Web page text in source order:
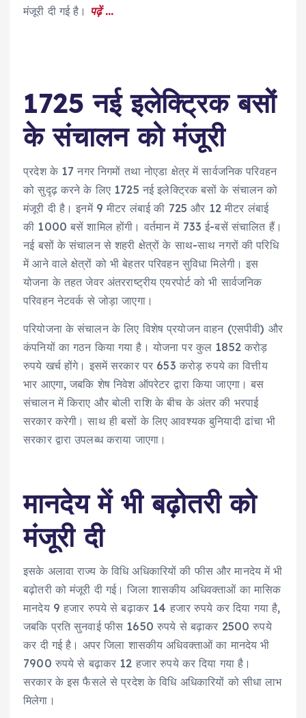
मंजूरी दी गई है। पढ़ें …
1725 नई इलेक्ट्रिक बसों
के संचालन को मंजूरी
प्रदेश के 17 नगर निगमों तथा नोएडा क्षेत्र में सार्वजनिक परिवहन
को सुदृढ़ करने के लिए 1725 नई इलेक्ट्रिक बसों के संचालन को
मंजूरी दी है। इनमें 9 मीटर लंबाई की 725 और 12 मीटर लंबाई
की 1000 बसें शामिल होंगी। वर्तमान में 733 ई-बसें संचालित हैं।
नई बसों के संचालन से शहरी क्षेत्रों के साथ-साथ नगरों की परिधि
में आने वाले क्षेत्रों को भी बेहतर परिवहन सुविधा मिलेगी। इस
योजना के तहत जेवर अंतरराष्ट्रीय एयरपोर्ट को भी सार्वजनिक
परिवहन नेटवर्क से जोड़ा जाएगा।
परियोजना के संचालन के लिए विशेष प्रयोजन वाहन (एसपीवी) और
कंपनियों का गठन किया गया है। योजना पर कुल 1852 करोड़
रुपये खर्च होंगे। इसमें सरकार पर 653 करोड़ रुपये का वित्तीय
भार आएगा, जबकि शेष निवेश ऑपरेटर द्वारा किया जाएगा। बस
संचालन में किराए और बोली राशि के बीच के अंतर की भरपाई
सरकार करेगी। साथ ही बसों के लिए आवश्यक बुनियादी ढांचा भी
सरकार द्वारा उपलब्ध कराया जाएगा।
मानदेय में भी बढ़ोतरी को
मंजूरी दी
इसके अलावा राज्य के विधि अधिकारियों की फीस और मानदेय में भी
बढ़ोतरी को मंजूरी दी गई। जिला शासकीय अधिवक्ताओं का मासिक
मानदेय 9 हजार रुपये से बढ़ाकर 14 हजार रुपये कर दिया गया है,
जबकि प्रति सुनवाई फीस 1650 रुपये से बढ़ाकर 2500 रुपये
कर दी गई है। अपर जिला शासकीय अधिवक्ताओं का मानदेय भी
7900 रुपये से बढ़ाकर 12 हजार रुपये कर दिया गया है।
सरकार के इस फैसले से प्रदेश के विधि अधिकारियों को सीधा लाभ
मिलेगा।